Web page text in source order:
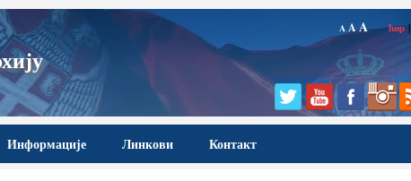
A AA ћир |
Информације Линкови Контакт